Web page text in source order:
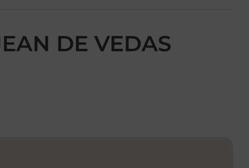
DE VEDAS